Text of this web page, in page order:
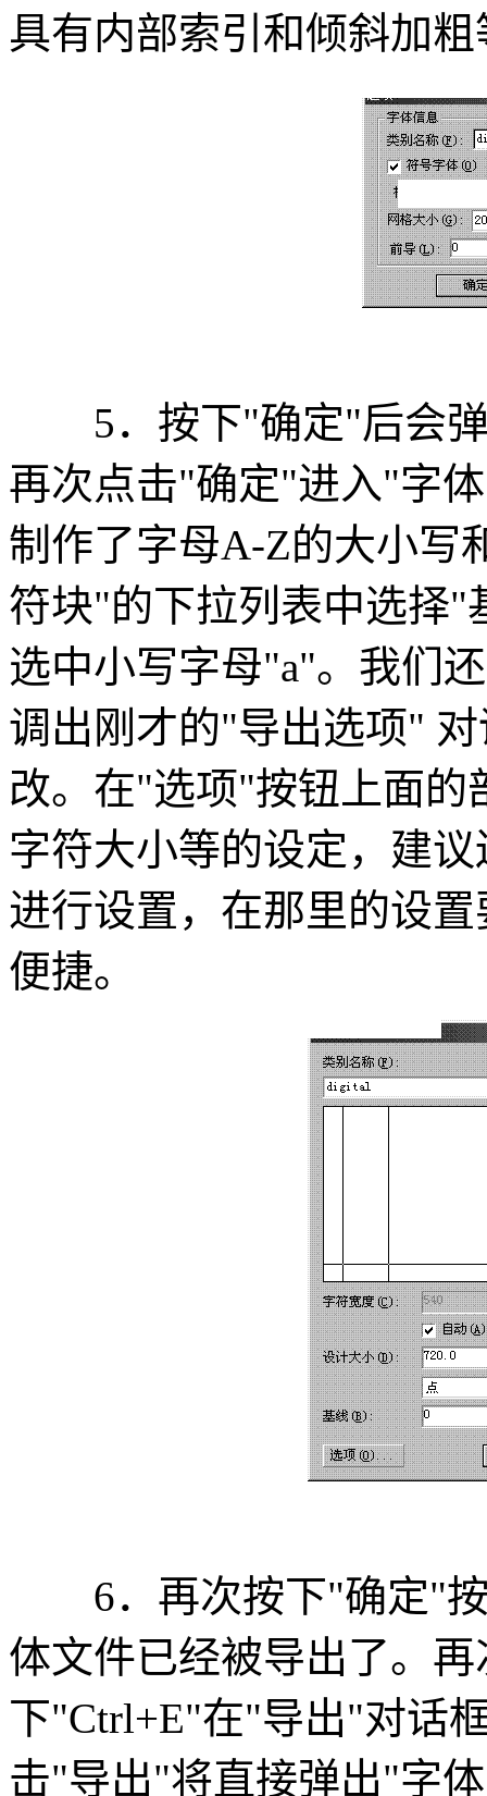
具有内部索引和倾斜加
5．按下"确定"后会弹
再次点击"确定"进入"字
制作了字母A-Z的大小写
符块"的下拉列表中选择"
选中小写字母"a"。我们
调出刚才的"导出选项"
改。在"选项"按钮上面的
字符大小等的设定，建议
进行设置，在那里的设
便捷。
6．再次按下"确定"按
体文件已经被导出了。
下"Ctrl+E"在"导出"对话
击"导出"将直接弹出"字